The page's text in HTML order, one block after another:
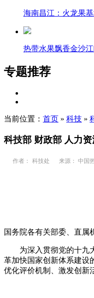
海南昌江：火龙果
热带水果飘香金沙
专题推荐
当前位置： 首页 » 科技 »
科技部 财政部 人力
作者： 科技处 来源： 中国
国务院各有关部委、直属
为深入贯彻党的十九
革加快国家创新体系建设
优化评价机制、激发创新